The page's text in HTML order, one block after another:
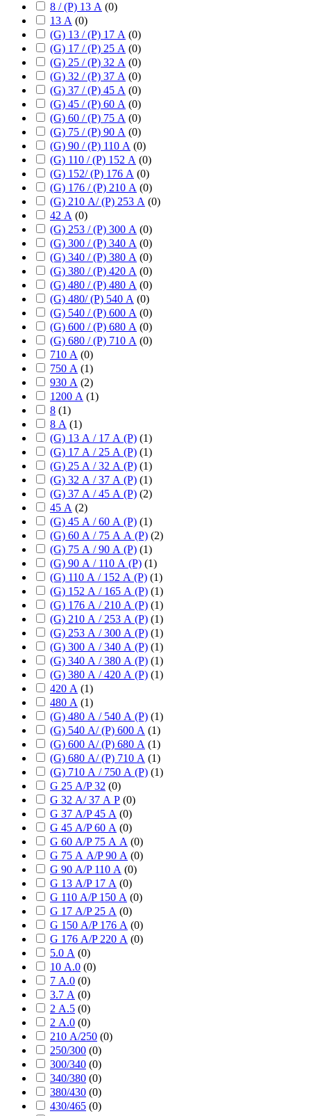
8 / (P) 13 А (0)
13 А (0)
(G) 13 / (P) 17 А (0)
(G) 17 / (P) 25 А (0)
(G) 25 / (P) 32 А (0)
(G) 32 / (P) 37 А (0)
(G) 37 / (P) 45 А (0)
(G) 45 / (P) 60 А (0)
(G) 60 / (P) 75 А (0)
(G) 75 / (P) 90 А (0)
(G) 90 / (P) 110 А (0)
(G) 110 / (P) 152 А (0)
(G) 152/ (P) 176 А (0)
(G) 176 / (P) 210 А (0)
(G) 210 А/ (P) 253 А (0)
42 А (0)
(G) 253 / (P) 300 А (0)
(G) 300 / (P) 340 А (0)
(G) 340 / (P) 380 А (0)
(G) 380 / (P) 420 А (0)
(G) 480 / (P) 480 А (0)
(G) 480/ (P) 540 А (0)
(G) 540 / (P) 600 А (0)
(G) 600 / (P) 680 А (0)
(G) 680 / (P) 710 А (0)
710 А (0)
750 А (1)
930 А (2)
1200 А (1)
8 (1)
8 А (1)
(G) 13 А / 17 А (P) (1)
(G) 17 А / 25 А (P) (1)
(G) 25 А / 32 А (P) (1)
(G) 32 А / 37 А (P) (1)
(G) 37 А / 45 А (P) (2)
45 А (2)
(G) 45 А / 60 А (P) (1)
(G) 60 А / 75 А А (P) (2)
(G) 75 А / 90 А (P) (1)
(G) 90 А / 110 А (P) (1)
(G) 110 А / 152 А (P) (1)
(G) 152 А / 165 А (P) (1)
(G) 176 А / 210 А (P) (1)
(G) 210 А / 253 А (P) (1)
(G) 253 А / 300 А (P) (1)
(G) 300 А / 340 А (P) (1)
(G) 340 А / 380 А (P) (1)
(G) 380 А / 420 А (P) (1)
420 А (1)
480 А (1)
(G) 480 А / 540 А (P) (1)
(G) 540 А/ (P) 600 А (1)
(G) 600 А/ (P) 680 А (1)
(G) 680 А/ (P) 710 А (1)
(G) 710 А / 750 А (P) (1)
G 25 А/P 32 (0)
G 32 А/ 37 А P (0)
G 37 А/P 45 А (0)
G 45 А/P 60 А (0)
G 60 А/P 75 А А (0)
G 75 А А/P 90 А (0)
G 90 А/P 110 А (0)
G 13 А/P 17 А (0)
G 110 А/P 150 А (0)
G 17 А/P 25 А (0)
G 150 А/P 176 А (0)
G 176 А/P 220 А (0)
5.0 А (0)
10 А.0 (0)
7 А.0 (0)
3.7 А (0)
2 А.5 (0)
2 А.0 (0)
210 А/250 (0)
250/300 (0)
300/340 (0)
340/380 (0)
380/430 (0)
430/465 (0)